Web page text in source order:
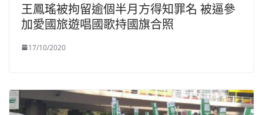
王鳳瑤被拘留逾個半月方得知罪名 被逼參
加愛國旅遊唱國歌持國旗合照
17/10/2020